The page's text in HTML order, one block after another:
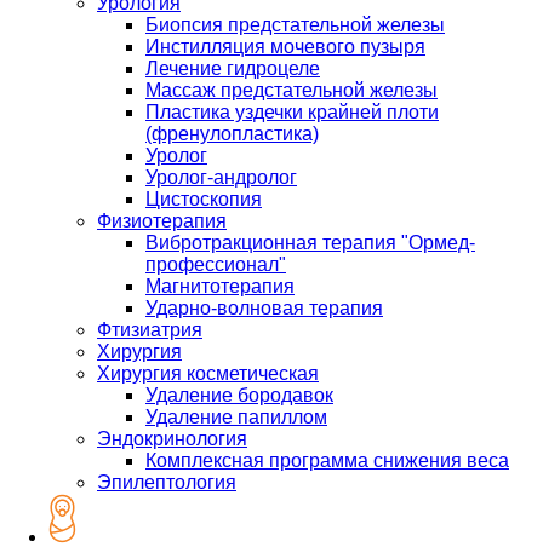
Биопсия предстательной железы
Инстилляция мочевого пузыря
Лечение гидроцеле
Массаж предстательной железы
Пластика уздечки крайней плоти
(френулопластика)
Уролог
Уролог-андролог
Цистоскопия
Физиотерапия
Вибротракционная терапия "Ормед-
профессионал"
Магнитотерапия
Ударно-волновая терапия
Фтизиатрия
Хирургия
Хирургия косметическая
Удаление бородавок
Удаление папиллом
Эндокринология
Комплексная программа снижения веса
Эпилептология